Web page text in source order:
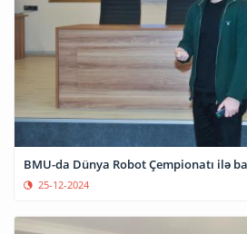
BMU-da Dünya Robot Çempionatı ilə
25-12-2024